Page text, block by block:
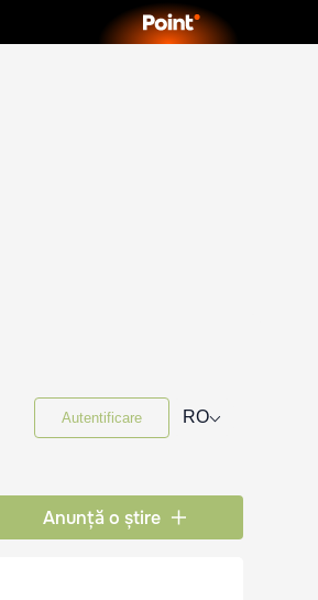
Autentificare RO⌵
Anunță o știre